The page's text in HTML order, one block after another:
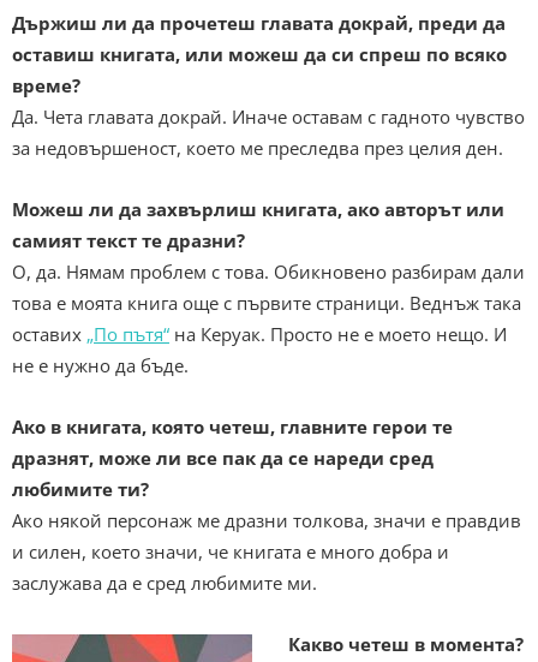
Държиш ли да прочетеш главата докрай, преди да
оставиш книгата, или можеш да си спреш по всяко
време?
Да. Чета главата докрай. Иначе оставам с гадното чувство
за недовършеност, което ме преследва през целия ден.
Можеш ли да захвърлиш книгата, ако авторът или
самият текст те дразни?
О, да. Нямам проблем с това. Обикновено разбирам дали
това е моята книга още с първите страници. Веднъж така
оставих „По пътя“ на Керуак. Просто не е моето нещо. И
не е нужно да бъде.
Ако в книгата, която четеш, главните герои те
дразнят, може ли все пак да се нареди сред
любимите ти?
Ако някой персонаж ме дразни толкова, значи е правдив
и силен, което значи, че книгата е много добра и
заслужава да е сред любимите ми.
Какво четеш в момента?